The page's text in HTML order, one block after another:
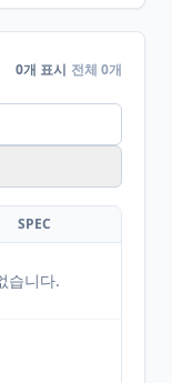
0개 표시 전체 0개
SPEC
습니다.